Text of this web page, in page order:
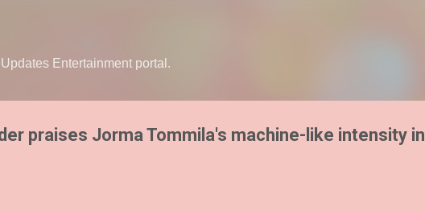
Entertainment portal.
praises Jorma Tommila's machine-like intensity in